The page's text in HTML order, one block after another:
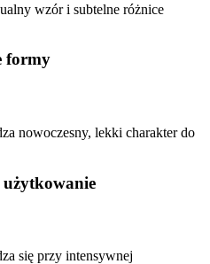
wzór i subtelne różnice
formy
nowoczesny, lekki charakter do
użytkowanie
się przy intensywnej